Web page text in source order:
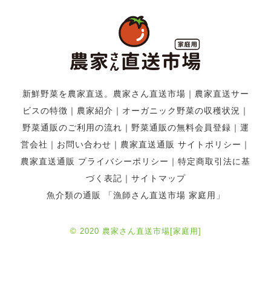
新鮮野菜を農家直送。農家さん直送市場 ｜ 農家直送サー
ビスの特徴 ｜ 農家紹介 ｜ オーガニック野菜の収穫状況 ｜
野菜通販のご利用の流れ ｜ 野菜通販の無料会員登録 ｜ 運
営会社 ｜ お問い合わせ ｜ 農家直送通販 サイトポリシー ｜
農家直送通販 プライバシーポリシー ｜ 特定商取引法に基
づく表記 ｜ サイトマップ
魚介類の通販 「漁師さん直送市場 家庭用」
© 2020 農家さん直送市場[家庭用]